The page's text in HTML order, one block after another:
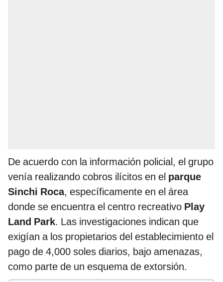
De acuerdo con la información policial, el grupo
venía realizando cobros ilícitos en el parque
Sinchi Roca, específicamente en el área
donde se encuentra el centro recreativo Play
Land Park. Las investigaciones indican que
exigían a los propietarios del establecimiento el
pago de 4,000 soles diarios, bajo amenazas,
como parte de un esquema de extorsión.